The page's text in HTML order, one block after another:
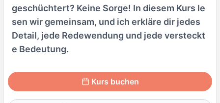
geschüchtert? Keine Sorge! In diesem Kurs le
sen wir gemeinsam, und ich erkläre dir jedes
Detail, jede Redewendung und jede versteckt
e Bedeutung.
Kurs buchen